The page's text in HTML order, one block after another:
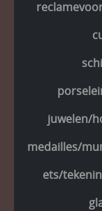
juwelen/
medailles/
ets/